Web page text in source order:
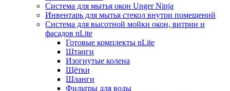
Система для мытья окон Unger Ninja
Инвентарь для мытья стекол внутри помещений
Система для высотной мойки окон, витрин и
фасадов nLite
Готовые комплекты nLite
Штанги
Изогнутые колена
Щётки
Шланги
Фильтры для воды